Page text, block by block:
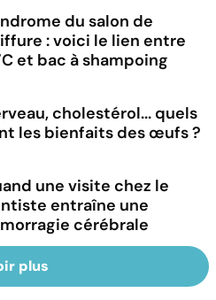
du salon de
: voici le lien entre
et bac à shampoing
cholestérol... quels
les bienfaits des œufs ?
une visite chez le
entraîne une
cérébrale
plus